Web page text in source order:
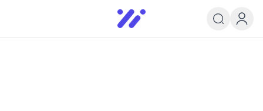
Infoedu
Ta&#039;lim xabarlari va